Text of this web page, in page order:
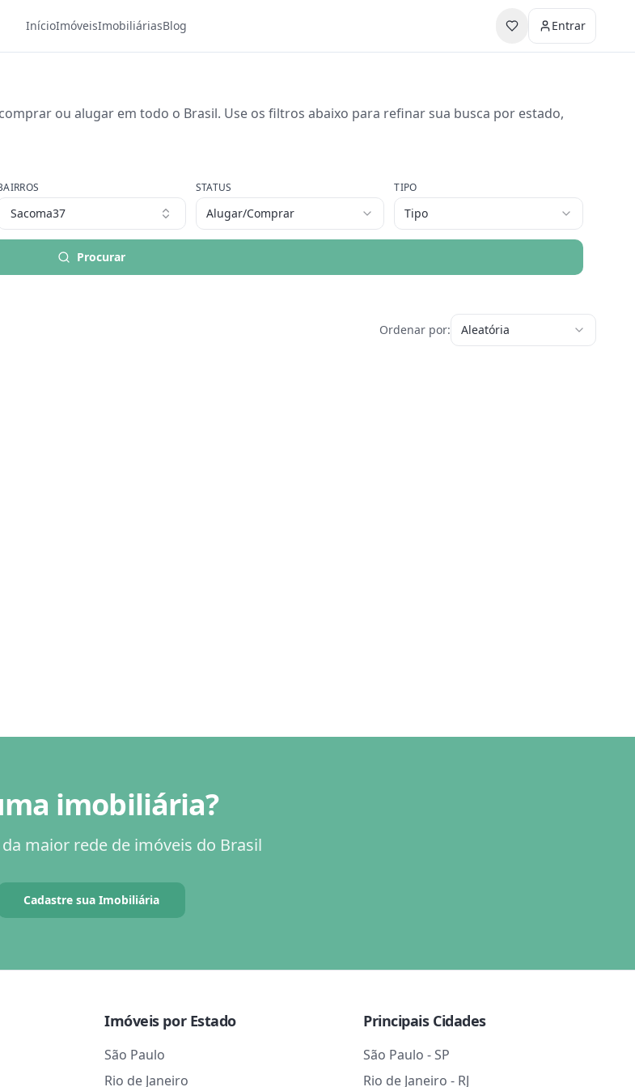
InícioImóveisImobiliáriasBlog Entrar
ou alugar em todo o Brasil. Use os filtros abaixo para refinar sua busca por estado,
Sacoma37
STATUS
Alugar/Comprar
TIPO
Tipo
Procurar
Ordenar por: Aleatória
imobiliária?
da maior rede de imóveis do Brasil
Cadastre sua Imobiliária
Imóveis por Estado
São Paulo
Rio de Janeiro
Principais Cidades
São Paulo - SP
Rio de Janeiro - RJ